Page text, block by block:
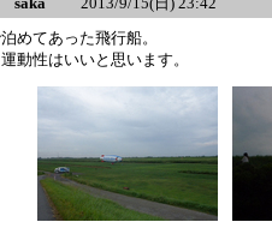
めてあった飛行船。
動性はいいと思います。